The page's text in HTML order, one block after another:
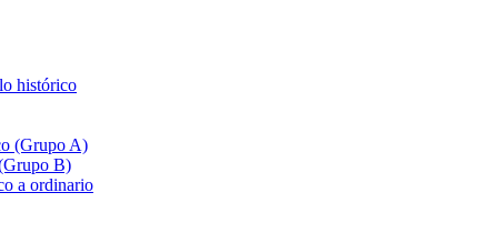
histórico
(Grupo A)
B)
a ordinario